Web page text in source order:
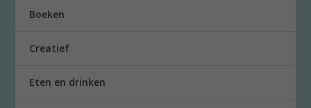
Boeken
Creatief
Eten en drinken